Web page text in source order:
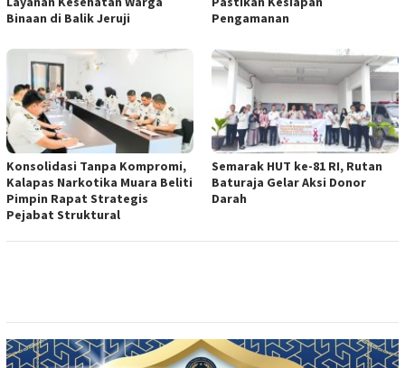
Binaan di Balik Jeruji
Pengamanan
Konsolidasi Tanpa Kompromi,
Kalapas Narkotika Muara Beliti
Pimpin Rapat Strategis
Pejabat Struktural
Semarak HUT ke-81 RI, Rutan
Baturaja Gelar Aksi Donor
Darah